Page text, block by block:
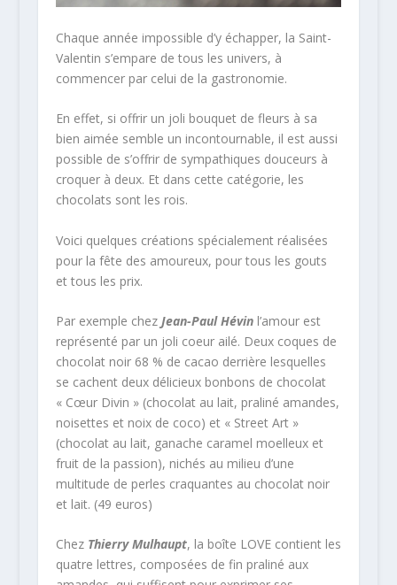
Chaque année impossible d’y échapper, la Saint-
Valentin s’empare de tous les univers, à
commencer par celui de la gastronomie.
En effet, si offrir un joli bouquet de fleurs à sa
bien aimée semble un incontournable, il est aussi
possible de s’offrir de sympathiques douceurs à
croquer à deux. Et dans cette catégorie, les
chocolats sont les rois.
Voici quelques créations spécialement réalisées
pour la fête des amoureux, pour tous les gouts
et tous les prix.
Par exemple chez Jean-Paul Hévinl’amour est
représenté par un joli coeur ailé. Deux coques de
chocolat noir 68 % de cacao derrière lesquelles
se cachent deux délicieux bonbons de chocolat
« Cœur Divin » (chocolat au lait, praliné amandes,
noisettes et noix de coco) et « Street Art »
(chocolat au lait, ganache caramel moelleux et
fruit de la passion), nichés au milieu d’une
multitude de perles craquantes au chocolat noir
et lait. (49 euros)
Chez Thierry Mulhaupt, la boîte LOVE contient les
quatre lettres, composées de fin praliné aux